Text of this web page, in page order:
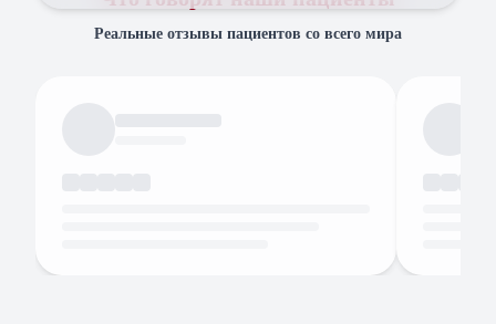
Реальные отзывы пациентов со всего мира